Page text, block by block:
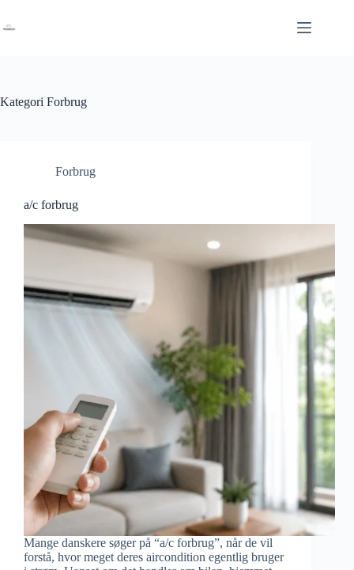
indhold
Kategori Forbrug
Forbrug
a/c forbrug
Mange danskere søger på “a/c forbrug”, når de vil
forstå, hvor meget deres aircondition egentlig bruger